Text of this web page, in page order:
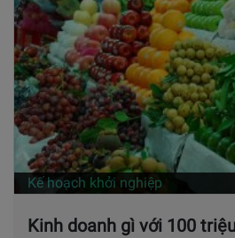
Kế hoạch khởi nghiệp
Kinh doanh gì với 100